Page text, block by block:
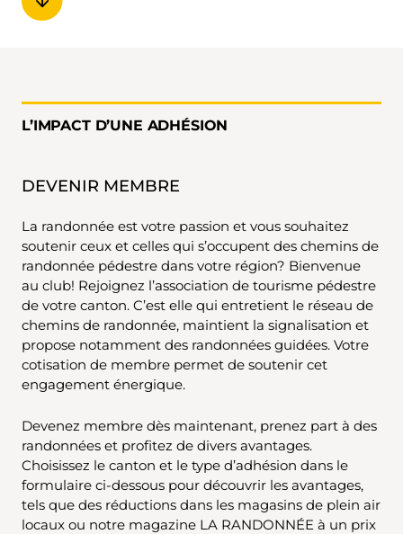
L’IMPACT D’UNE ADHÉSION
DEVENIR MEMBRE
La randonnée est votre passion et vous souhaitez
soutenir ceux et celles qui s’occupent des chemins de
randonnée pédestre dans votre région? Bienvenue
au club! Rejoignez l’association de tourisme pédestre
de votre canton. C’est elle qui entretient le réseau de
chemins de randonnée, maintient la signalisation et
propose notamment des randonnées guidées. Votre
cotisation de membre permet de soutenir cet
engagement énergique.
Devenez membre dès maintenant, prenez part à des
randonnées et profitez de divers avantages.
Choisissez le canton et le type d’adhésion dans le
formulaire ci-dessous pour découvrir les avantages,
tels que des réductions dans les magasins de plein air
locaux ou notre magazine LA RANDONNÉE à un prix